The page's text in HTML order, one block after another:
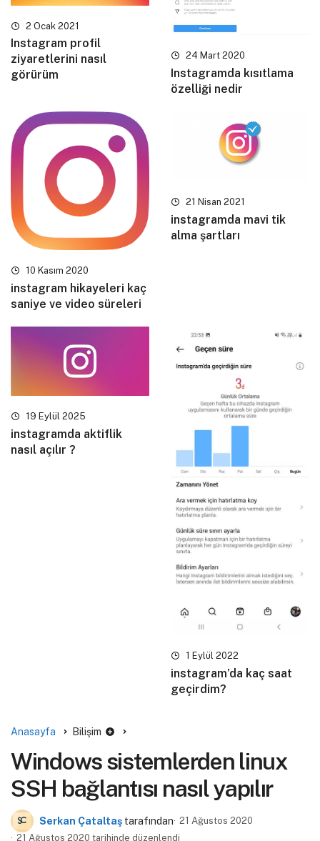
2 Ocak 2021
Instagram profil
ziyaretlerini nasıl
görürüm
24 Mart 2020
Instagramda kısıtlama
özelliği nedir
10 Kasım 2020
instagram hikayeleri kaç
saniye ve video süreleri
21 Nisan 2021
instagramda mavi tik
alma şartları
19 Eylül 2025
instagramda aktiflik
nasıl açılır ?
1 Eylül 2022
instagram’da kaç saat
geçirdim?
Anasayfa Bilişim
Windows sistemlerden linux
SSH bağlantısı nasıl yapılır
Serkan Çataltaş tarafından 21 Ağustos 2020
21 Ağustos 2020 tarihinde düzenlendi